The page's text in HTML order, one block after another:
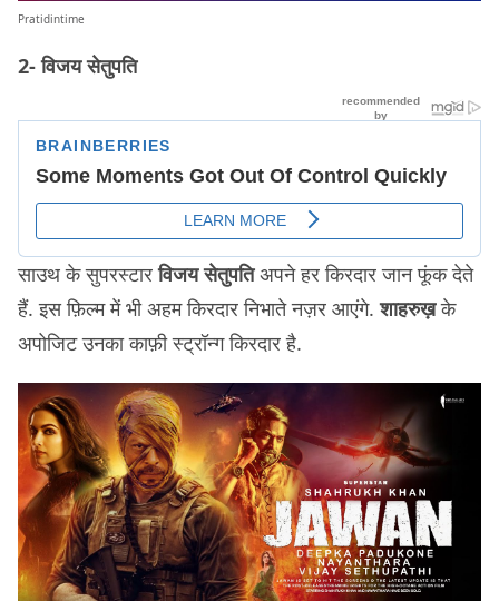
Pratidintime
2- विजय सेतुपति
साउथ के सुपरस्टारविजय सेतुपतिअपने हर किरदार जान फूंक देते
हैं. इस फ़िल्म में भी अहम किरदार निभाते नज़र आएंगे.शाहरुख़के
अपोजिट उनका काफ़ी स्ट्रॉन्ग किरदार है.